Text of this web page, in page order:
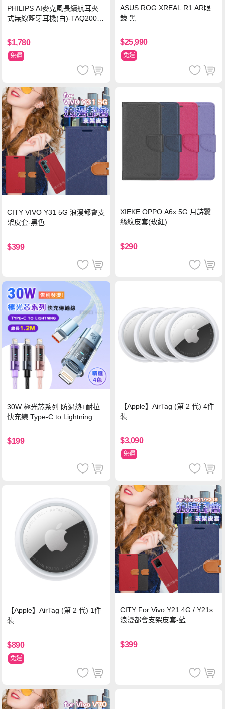
PHILIPS AI麥克風長續航耳夾
式無線藍牙耳機(白)-TAQ2000
$1,780
免運
ASUS ROG XREAL R1 AR眼
鏡 黑
$25,990
免運
CITY VIVO Y31 5G 浪漫都會支
架皮套-黑色
$399
XIEKE OPPO A6x 5G 月詩蠶
絲紋皮套(玫紅)
$290
30W 極光芯系列 防過熱+耐拉
快充線 Type-C to Lightning 傳
$199
【Apple】AirTag (第 2 代) 4件
裝
$3,090
免運
【Apple】AirTag (第 2 代) 1件
裝
$890
免運
CITY For Vivo Y21 4G / Y21s
浪漫都會支架皮套-藍
$399